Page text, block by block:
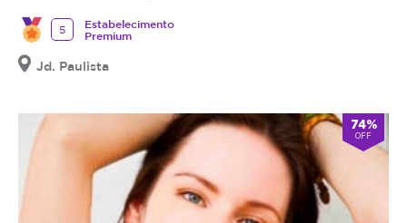
5
Estabelecimento
Premium
Jd. Paulista
74%
OFF